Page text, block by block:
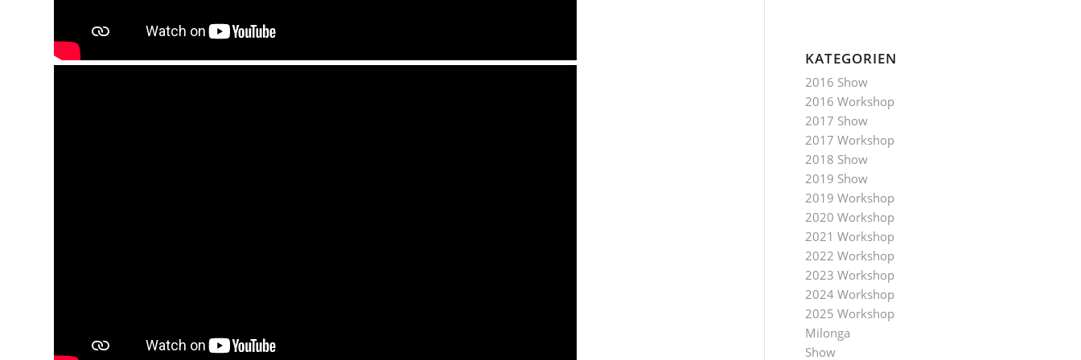
KATEGORIEN
2016 Show
2016 Workshop
2017 Show
2017 Workshop
2018 Show
2019 Show
2019 Workshop
2020 Workshop
2021 Workshop
2022 Workshop
2023 Workshop
2024 Workshop
2025 Workshop
Milonga
Show